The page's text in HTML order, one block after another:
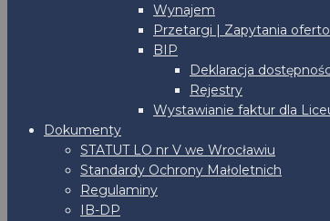
Wynajem
Przetargi | Zapytania
BIP
Deklaracja
Rejestry
Wystawianie faktur dla
Dokumenty
STATUT LO nr V we Wrocławiu
Standardy Ochrony Małoletnich
Regulaminy
IB-DP